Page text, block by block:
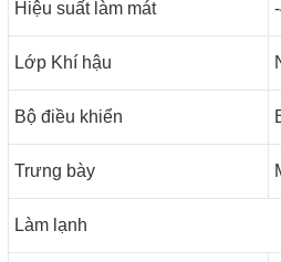
Hiệu suất làm mát
Lớp Khí hậu
Bộ điều khiển
Trưng bày
Làm lạnh